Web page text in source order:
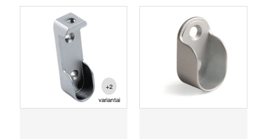
+2
variantai